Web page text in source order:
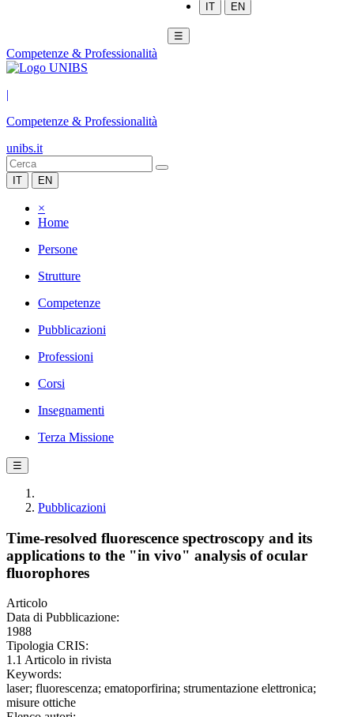
IT EN
☰
Competenze & Professionalità
|
Competenze & Professionalità
unibs.it
IT EN
×
Home
Persone
Strutture
Competenze
Pubblicazioni
Professioni
Corsi
Insegnamenti
Terza Missione
☰
Pubblicazioni
Time-resolved fluorescence spectroscopy and its
applications to the "in vivo" analysis of ocular
fluorophores
Articolo
Data di Pubblicazione:
1988
Tipologia CRIS:
1.1 Articolo in rivista
Keywords:
laser; fluorescenza; ematoporfirina; strumentazione elettronica;
misure ottiche